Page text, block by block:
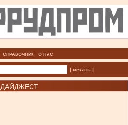
СПРАВОЧНИК О НАС
| искать |
ДАЙДЖЕСТ